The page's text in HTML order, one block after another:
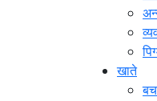
खाते